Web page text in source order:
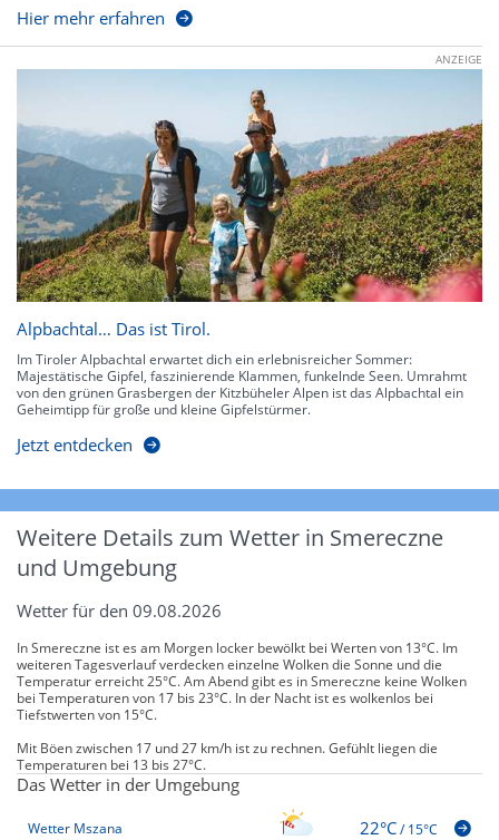
Hier mehr erfahren
ANZEIGE
Alpbachtal… Das ist Tirol.
Im Tiroler Alpbachtal erwartet dich ein erlebnisreicher Sommer:
Majestätische Gipfel, faszinierende Klammen, funkelnde Seen. Umrahmt
von den grünen Grasbergen der Kitzbüheler Alpen ist das Alpbachtal ein
Geheimtipp für große und kleine Gipfelstürmer.
Jetzt entdecken
Weitere Details zum Wetter in Smereczne
und Umgebung
Wetter für den 09.08.2026
In Smereczne ist es am Morgen locker bewölkt bei Werten von 13°C. Im
weiteren Tagesverlauf verdecken einzelne Wolken die Sonne und die
Temperatur erreicht 25°C. Am Abend gibt es in Smereczne keine Wolken
bei Temperaturen von 17 bis 23°C. In der Nacht ist es wolkenlos bei
Tiefstwerten von 15°C.
Mit Böen zwischen 17 und 27 km/h ist zu rechnen. Gefühlt liegen die
Temperaturen bei 13 bis 27°C.
Das Wetter in der Umgebung
Wetter Mszana 22°C/15°C